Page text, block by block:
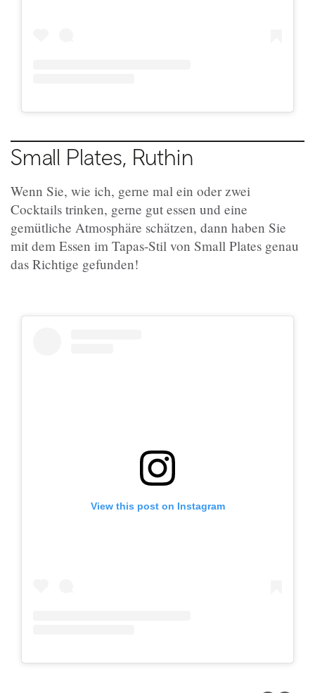
Small Plates, Ruthin
Wenn Sie, wie ich, gerne mal ein oder zwei
Cocktails trinken, gerne gut essen und eine
gemütliche Atmosphäre schätzen, dann haben Sie
mit dem Essen im Tapas-Stil von Small Plates genau
das Richtige gefunden!
View this post on Instagram